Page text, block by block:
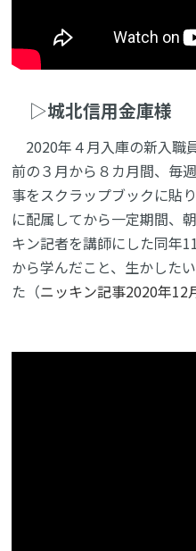
▷城北信用金庫様
2020年４月入庫の新入職
前の３月から８カ月間、毎
事をスクラップブックに貼
に配属してから一定期間、
キン記者を講師にした同年
から学んだこと、生かした
た（ニッキン記事2020年12